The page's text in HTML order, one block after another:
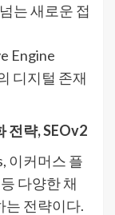
는 새로운 접
Engine
디지털 존재
전략, SEOv2
이커머스 플
다양한 채
는 전략이다.